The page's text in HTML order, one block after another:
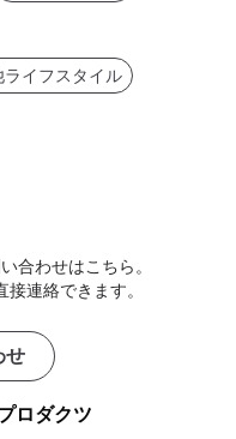
ライフスタイル
合わせはこちら。
連絡できます。
せ
ロダクツ